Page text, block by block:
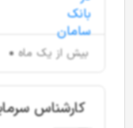
بیش از یک ماه
کارشناس